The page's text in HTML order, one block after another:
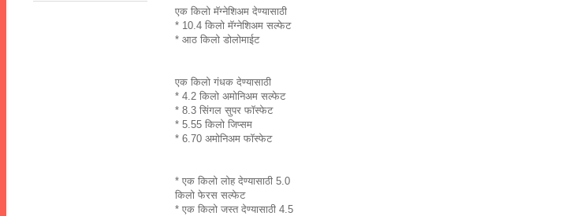
एक किलो मॅग्नेशिअम देण्यासाठी
* 10.4 किलो मॅग्नेशिअम सल्फेट
* आठ किलो डोलोमाईट
एक किलो गंधक देण्यासाठी
* 4.2 किलो अमोनिअम सल्फेट
* 8.3 सिंगल सुपर फॉस्फेट
* 5.55 किलो जिप्सम
* 6.70 अमोनिअम फॉस्फेट
* एक किलो लोह देण्यासाठी 5.0
किलो फेरस सल्फेट
* एक किलो जस्त देण्यासाठी 4.5